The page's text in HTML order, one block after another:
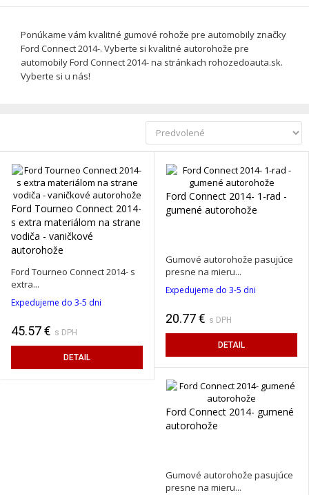
Ponúkame vám kvalitné gumové rohože pre automobily značky
Ford Connect 2014-. Vyberte si kvalitné autorohože pre
automobily Ford Connect 2014- na stránkach rohozedoauta.sk.
Vyberte si u nás!
Ford Tourneo Connect 2014-
s extra materiálom na strane
vodiča - vaničkové
autorohože
Ford Tourneo Connect 2014- s
extra...
Expedujeme do 3-5 dni
45.57 € s DPH
DETAIL
Ford Connect 2014- 1-rad -
gumené autorohože
Gumové autorohože pasujúce
presne na mieru...
Expedujeme do 3-5 dni
20.77 € s DPH
DETAIL
Ford Connect 2014- gumené
autorohože
Gumové autorohože pasujúce
presne na mieru...